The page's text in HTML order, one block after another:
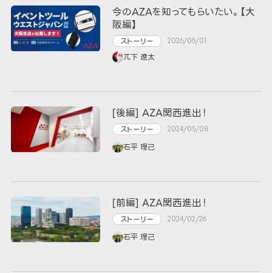
今のAZAを知ってもらいたい。【大
阪編】
ストーリー 2026/05/01
兀下 遼太
[後編] AZA関西進出！
ストーリー 2024/05/08
石平 理己
[前編] AZA関西進出！
ストーリー 2024/02/26
石平 理己